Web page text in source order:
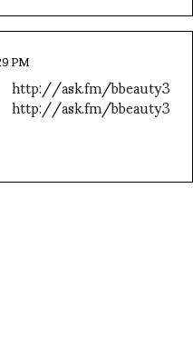
PM
ask.fm/bbeauty3
ask.fm/bbeauty3